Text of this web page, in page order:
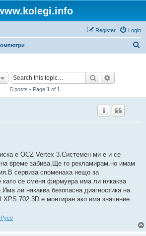
Login
Register
Search
5 posts • Page 1 of 1
е OCZ Vertex 3.Системен ми е и се
време забива.Ще го рекламирам,но имам
сервиза споменаха нещо за
се сменя фирмуера има ли някаква
ли някаква безопасна диагностика на
702 3D e монтиран ако има значение.